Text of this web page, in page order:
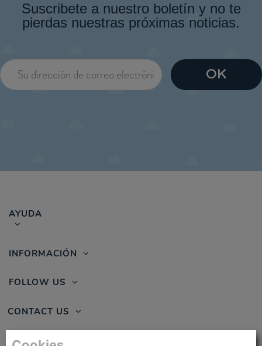
Suscribete a nuestro boletín y no te
pierdas nuestras próximas noticias.
AYUDA
INFORMACIÓN
CONTACT US
FOLLOW US